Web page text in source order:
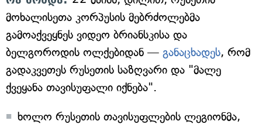
მოხალისეთა კორპუსის მებრძოლებმა
გამოაქვეყნეს ვიდეო ბრიანსკისა და
ბელგოროდის ოლქებიდან — განაცხადეს, რომ
გადაკვეთეს რუსეთის საზღვარი და "მალე
ქვეყანა თავისუფალი იქნება".
ხოლო რუსეთის თავისუფლების ლეგიონმა,